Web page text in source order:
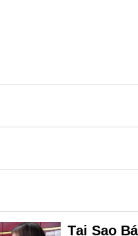
Tại Sao